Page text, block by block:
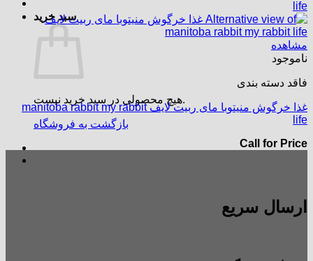
سبد خرید
هیچ محصولی در سبد خرید نیست.
بازگشت به فروشگاه
مشاهده
ناموجود
فاقد دسته بندی
غذا خرگوش منیتوبا مای ربیت لایف manitoba rabbit my rabbit
life
Call for Price
ارسال سریع